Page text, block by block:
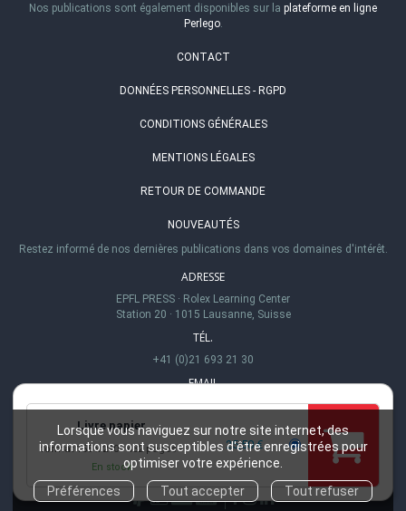
Lorsque vous naviguez sur notre site internet, des
informations sont susceptibles d'être enregistrées pour
optimiser votre expérience.
Préférences
Tout accepter Tout refuser
Livre papier
format 155 x 240 432 pages
En stock
25,50 €
Nos publications sont également disponibles sur la plateforme en ligne
Perlego.
CONTACT
DONNÉES PERSONNELLES - RGPD
CONDITIONS GÉNÉRALES
MENTIONS LÉGALES
RETOUR DE COMMANDE
NOUVEAUTÉS
Restez informé de nos dernières publications dans vos domaines d'intérêt.
ADRESSE
EPFL PRESS · Rolex Learning Center
Station 20 · 1015 Lausanne, Suisse
TÉL.
+41 (0)21 693 21 30
EMAIL
info@epflpress.org
HEURES D'OUVERTURE
Lu-Ve 8h00 - 17h00